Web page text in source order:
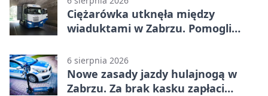
Ciężarówka utknęła między
wiaduktami w Zabrzu. Pomogli
6 sierpnia 2026
Nowe zasady jazdy hulajnogą w
Zabrzu. Za brak kasku zapłaci